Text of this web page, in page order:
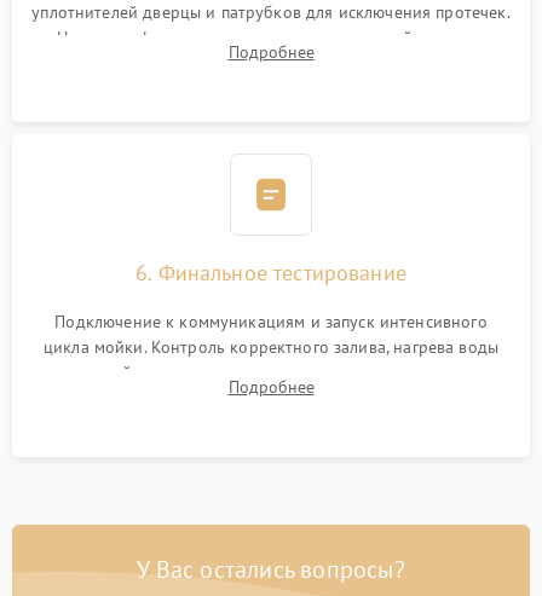
уплотнителей дверцы и патрубков для исключения протечек.
Надежная фиксация хомутов гидравлической системы,
сборка корпуса и установка датчика поплавка.
Подробнее
6. Финальное тестирование
Подключение к коммуникациям и запуск интенсивного
цикла мойки. Контроль корректного залива, нагрева воды
до нужной температуры, отсутствия посторонних шумов,
штатного слива и абсолютной сухости в поддоне.
Подробнее
У Вас остались вопросы?